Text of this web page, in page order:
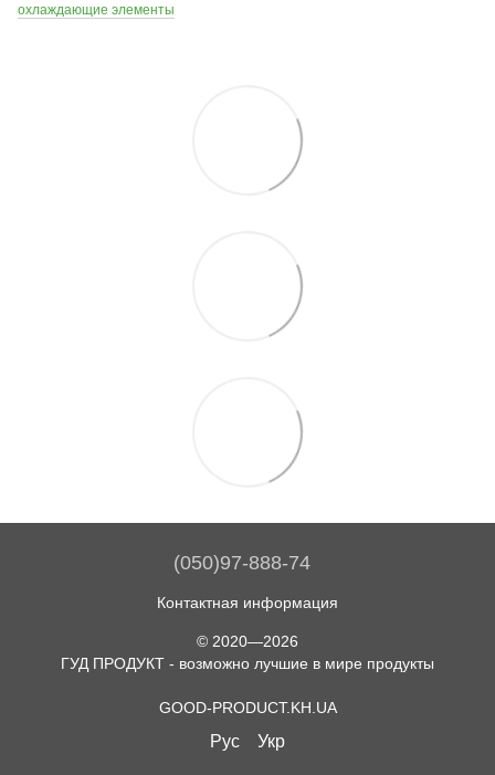
охлаждающие элементы
(050)97-888-74
Контактная информация
© 2020—2026
ГУД ПРОДУКТ - возможно лучшие в мире продукты
GOOD-PRODUCT.KH.UA
Рус Укр